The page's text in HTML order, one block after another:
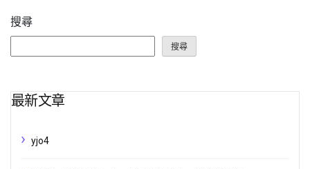
頁
搜尋
搜尋
最新文章
yjo4